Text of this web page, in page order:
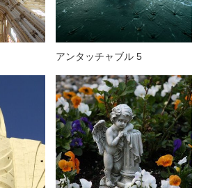
アンタッチャブル 5